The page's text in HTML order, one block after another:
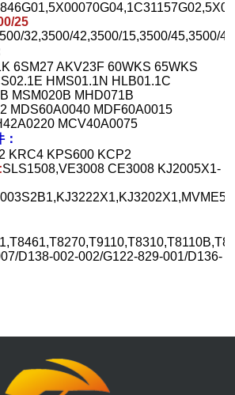
25
32,3500/42,3500/15,3500/45,3500/
6SM27 AKV23F 60WKS 65WKS
HMS01.1N HLB01.1C
MSM020B MHD071B
MDS60A0040 MDF60A0015
MCV40A0075
KRC4 KPS600 KCP2
SLS1508,VE3008 CE3008 KJ2005X1-
D138-002-002/G122-829-001/D136-